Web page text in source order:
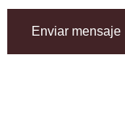
Enviar mensaje